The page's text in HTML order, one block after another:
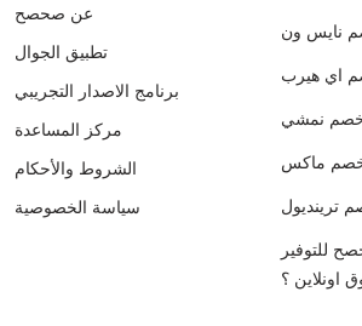
عن صحصح
تطبيق الجوال
برنامج الاصدار التجريبي
مركز المساعدة
الشروط والأحكام
سياسة الخصوصية
نايس ون
اي هيرب
نمشي
ماكس
ترينديول
للتوفير
اونلاين ؟